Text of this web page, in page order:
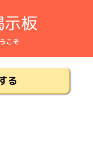
示板
こそ
る